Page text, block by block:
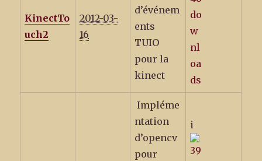
KinectTo
uch2
2012-03-
16
d’événem
ents
TUIO
pour la
kinect
Impléme
ntation
d’opencv
pour
i